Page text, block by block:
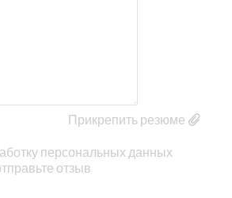
Прикрепить резюме
персональных данных
отзыв